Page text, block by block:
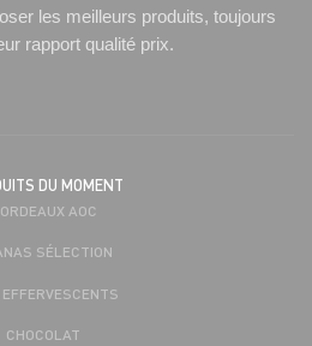
les meilleurs produits, toujours
rapport qualité prix.
DU MOMENT
AOC
SÉLECTION
CHOCOLAT